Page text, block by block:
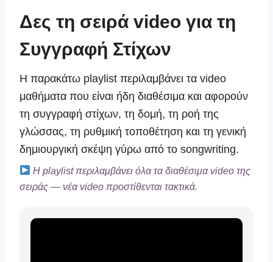
Δες τη σειρά video για τη
Συγγραφή Στίχων
Η παρακάτω playlist περιλαμβάνει τα video
μαθήματα που είναι ήδη διαθέσιμα και αφορούν
τη συγγραφή στίχων, τη δομή, τη ροή της
γλώσσας, τη ρυθμική τοποθέτηση και τη γενική
δημιουργική σκέψη γύρω από το songwriting.
Η playlist περιλαμβάνει όλα τα διαθέσιμα video της
σειράς — νέα video προστίθενται τακτικά.